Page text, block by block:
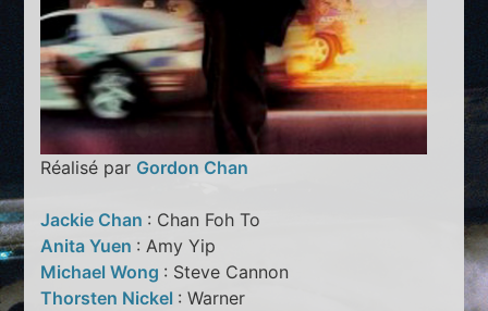
Réalisé par Gordon Chan
Jackie Chan : Chan Foh To
Anita Yuen : Amy Yip
Michael Wong : Steve Cannon
Thorsten Nickel : Warner